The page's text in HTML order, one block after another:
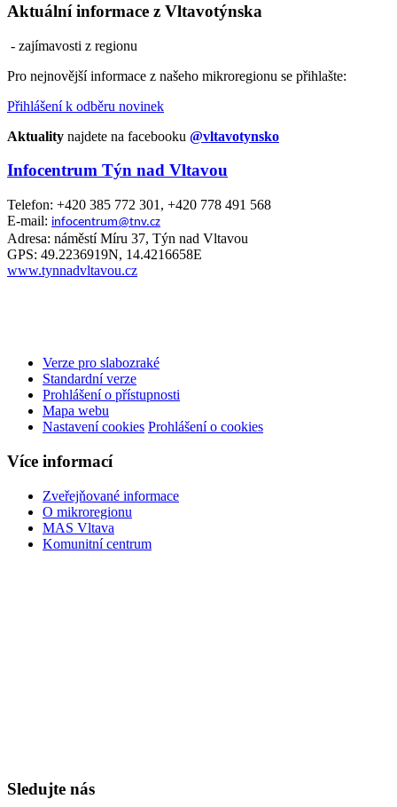
Aktuální informace z Vltavotýnska
- zajímavosti z regionu
Pro nejnovější informace z našeho mikroregionu se přihlašte:
Přihlášení k odběru novinek
Aktuality najdete na facebooku @vltavotynsko
Infocentrum Týn nad Vltavou
Telefon: +420 385 772 301, +420 778 491 568
E-mail: infocentrum@tnv.cz
Adresa: náměstí Míru 37, Týn nad Vltavou
GPS: 49.2236919N, 14.4216658E
www.tynnadvltavou.cz
Verze pro slabozraké
Standardní verze
Prohlášení o přístupnosti
Mapa webu
Nastavení cookies Prohlášení o cookies
Více informací
Zveřejňované informace
O mikroregionu
MAS Vltava
Komunitní centrum
Sledujte nás